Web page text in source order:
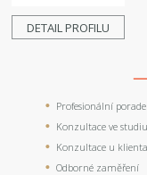
DETAIL PROFILU
Profesionální
Konzultace ve studiu
Konzultace u klienta
Odborné zaměření